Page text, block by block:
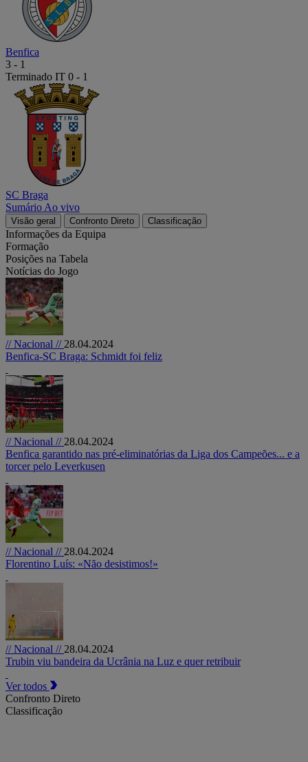
Benfica
3 - 1
Terminado IT 0 - 1
SC Braga
Sumário Ao vivo
Visão geral Confronto Direto Classificação
Informações da Equipa
Formação
Posições na Tabela
Notícias do Jogo
// Nacional // 28.04.2024
Benfica-SC Braga: Schmidt foi feliz
// Nacional // 28.04.2024
Benfica garantido nas pré-eliminatórias da Liga dos Campeões... e a
torcer pelo Leverkusen
// Nacional // 28.04.2024
Florentino Luís: «Não desistimos!»
// Nacional // 28.04.2024
Trubin viu bandeira da Ucrânia na Luz e quer retribuir
Ver todos
Confronto Direto
Classificação